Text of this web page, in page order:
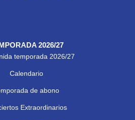
2026/27
temporada 2026/27
Calendario
de abono
Extraordinarios